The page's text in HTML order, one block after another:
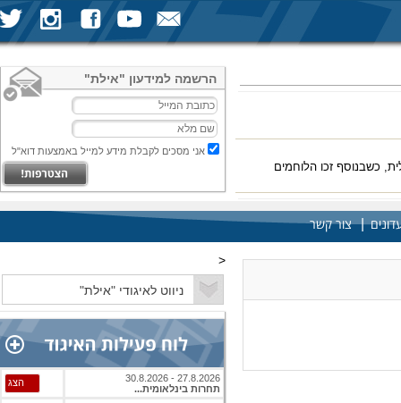
הרשמה למידעון "אילת"
אני מסכים לקבלת מידע למייל באמצעות דוא"ל
כשבנוסף זכו הלוחמים
| צור קשר
<
27.8.2026 - 30.8.2026
תחרות בינלאומית...
הצג